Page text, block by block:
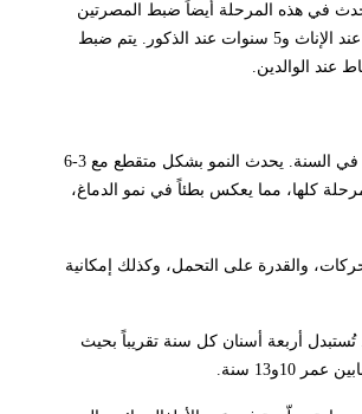
يحدث في هذه المرحلة أيضاً ضبط المصرتين
الشرجية والبولية، ويكون ذلك أسرع وأبكر في الإناث منه في الذكور. ويعد استمرار التبول الليلي طبيعياً حتى عمر 4 سنوات عند الإناث و5 سنوات عند الذكور. يتم ضبط
عند الوالدين.
تمتد مرحلة الطفولة المتوسطة ما بين عمر 6 سنوات وعمر 11 سنة. يبلغ معدل النمو في هذه المرحلة نحو 3-3.5كغ و5-6سم في السنة. يحدث النمو بشكل متقطع مع 3-6
نحو 8 أسابيع وسطياً. يزداد محيط الرأس 2-3سم فقط في هذه المرحلة كلها، مما يعكس بطئاً في نمو الدماغ،
والقدرة على التحمل، وكذلك إمكانية
اللبنية الذي يبدأ بعد بزوغ الأضراس الأولى وذلك بعمر 6 سنوات تقريباً. تُستبدل أربعة أسنان كل سنة تقريباً بحيث